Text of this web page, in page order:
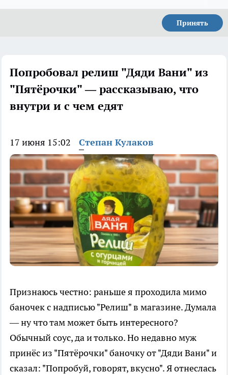
Принять
Попробовал релиш "Дяди Вани" из
"Пятёрочки" — рассказываю, что
внутри и с чем едят
17 июня 15:02 Степан Кулаков
Признаюсь честно: раньше я проходила мимо
баночек с надписью "Релиш" в магазине. Думала
— ну что там может быть интересного?
Обычный соус, да и только. Но недавно муж
принёс из "Пятёрочки" баночку от "Дяди Вани" и
сказал: "Попробуй, говорят, вкусно". Я отнеслась